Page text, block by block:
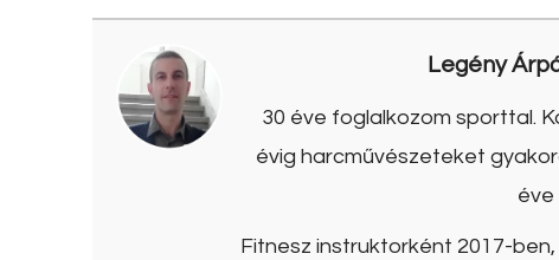
Legény
30 éve foglalkozom sporttal.
évig harcművészeteket
éve
Fitnesz instruktorként 2017-